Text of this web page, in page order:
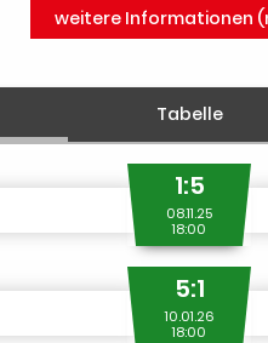
weitere Informationen
Tabelle
1:5
08.11.25
18:00
5:1
10.01.26
18:00